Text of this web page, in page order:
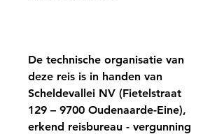
De technische organisatie van
deze reis is in handen van
Scheldevallei NV (Fietelstraat
129 – 9700 Oudenaarde-Eine),
erkend reisbureau - vergunning